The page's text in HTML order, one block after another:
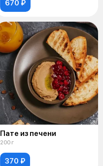
670 ₽
Пате из печени
200 г
370 ₽